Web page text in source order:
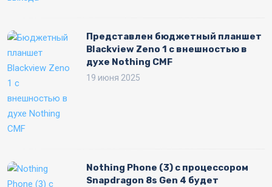
Представлен бюджетный планшет
Blackview Zeno 1 с внешностью в
духе Nothing CMF
19 июня 2025
Nothing Phone (3) с процессором
Snapdragon 8s Gen 4 будет